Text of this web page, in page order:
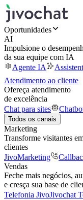
Oportunidades
AI
Impulsione o
da sua equipe com IA
Agente IA
Atendimento ao cliente
Ofereça atendimento
de excelência
Chat para sites
Todos os canais
Marketing
Transforme visitantes
clientes
JivoMarketing
Vendas
Feche mais negócios,
e cresça sua base de
Telefonia JivoJivochat